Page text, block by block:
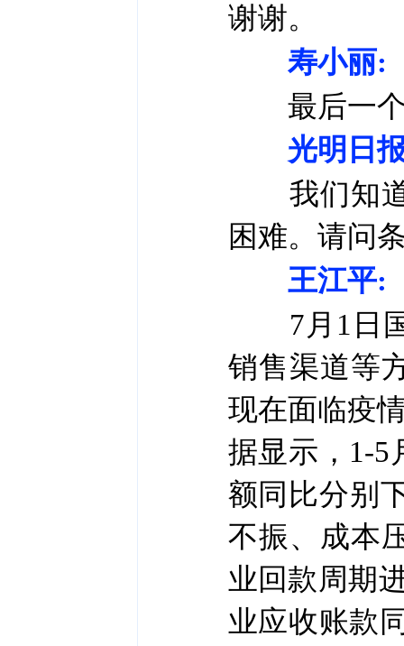
谢谢。
寿小丽:
最后一个
光明日
我们知道
困难。请问
王江平:
7月1日国
销售渠道等
现在面临疫
据显示，1-5
额同比分别
不振、成本
业回款周期
业应收账款